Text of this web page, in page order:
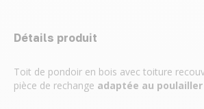
Détails produit
Toit de pondoir en bois avec toiture
pièce de rechange adaptée au poulailler